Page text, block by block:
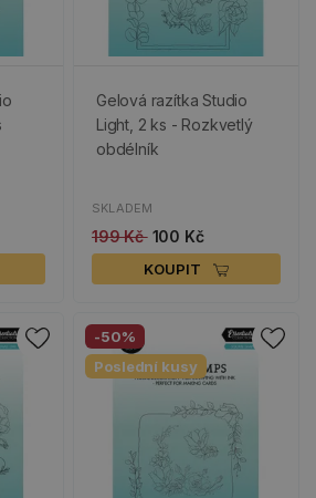
Gelová razítka Studio
Light, 2 ks - Rozkvetlý
obdélník
SKLADEM
199 Kč 100 Kč
KOUPIT
-50%
Poslední kusy